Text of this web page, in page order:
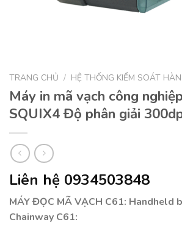
TRANG CHỦ / HỆ THỐNG KIỂM SOÁT
Máy in mã vạch công
SQUIX4 Độ phân giải
Liên hệ 0934503848
MÁY ĐỌC MÃ VẠCH C61: Handheld
Chainway C61: